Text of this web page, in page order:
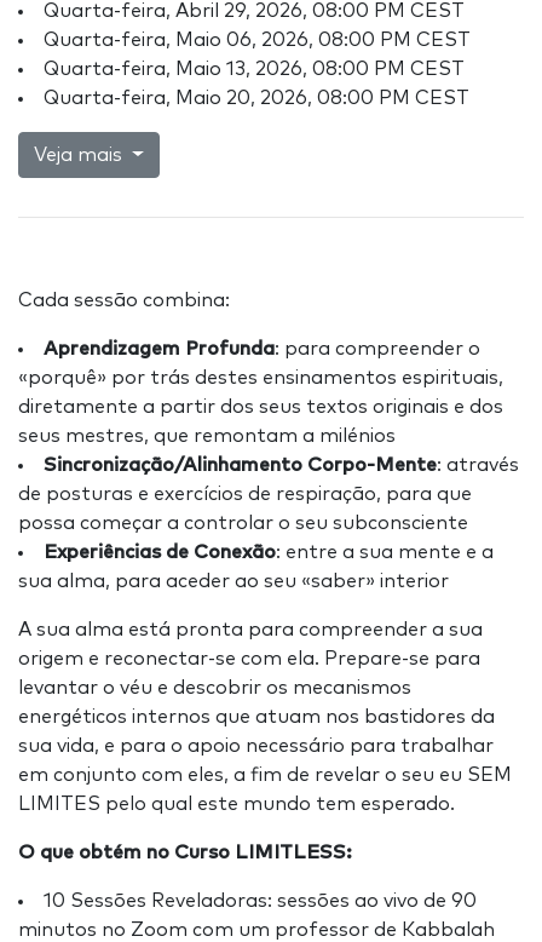
Quarta-feira, Abril 29, 2026, 08:00 PM CEST
Quarta-feira, Maio 06, 2026, 08:00 PM CEST
Quarta-feira, Maio 13, 2026, 08:00 PM CEST
Quarta-feira, Maio 20, 2026, 08:00 PM CEST
Veja mais
Cada sessão combina:
Aprendizagem Profunda: para compreender o
«porquê» por trás destes ensinamentos espirituais,
diretamente a partir dos seus textos originais e dos
seus mestres, que remontam a milénios
Sincronização/Alinhamento Corpo-Mente: através
de posturas e exercícios de respiração, para que
possa começar a controlar o seu subconsciente
Experiências de Conexão: entre a sua mente e a
sua alma, para aceder ao seu «saber» interior
A sua alma está pronta para compreender a sua
origem e reconectar-se com ela. Prepare-se para
levantar o véu e descobrir os mecanismos
energéticos internos que atuam nos bastidores da
sua vida, e para o apoio necessário para trabalhar
em conjunto com eles, a fim de revelar o seu eu SEM
LIMITES pelo qual este mundo tem esperado.
O que obtém no Curso LIMITLESS:
10 Sessões Reveladoras: sessões ao vivo de 90
minutos no Zoom com um professor de Kabbalah